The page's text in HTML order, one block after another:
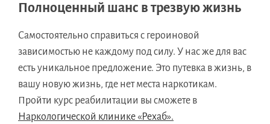
Полноценный шанс в трезвую жизнь
Самостоятельно справиться с героиновой
зависимостью не каждому под силу. У нас же для вас
есть уникальное предложение. Это путевка в жизнь, в
вашу новую жизнь, где нет места наркотикам.
Пройти курс реабилитации вы сможете в
Наркологической клинике «Рехаб».